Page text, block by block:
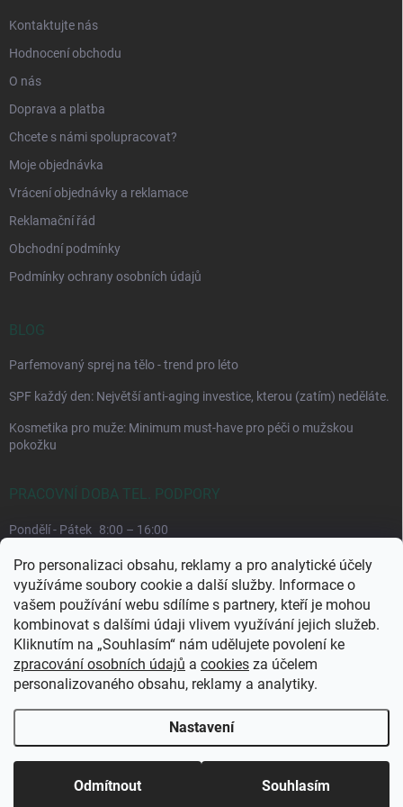
Pro personalizaci obsahu, reklamy a pro analytické účely
využíváme soubory cookie a další služby. Informace o
vašem používání webu sdílíme s partnery, kteří je mohou
kombinovat s dalšími údaji vlivem využívání jejich služeb.
Kliknutím na „Souhlasím“ nám udělujete povolení ke
zpracování osobních údajů a cookies za účelem
personalizovaného obsahu, reklamy a analytiky.
Nastavení
Odmítnout Souhlasím
Kontaktujte nás
Hodnocení obchodu
O nás
Doprava a platba
Chcete s námi spolupracovat?
Moje objednávka
Vrácení objednávky a reklamace
Reklamační řád
Obchodní podmínky
Podmínky ochrany osobních údajů
BLOG
Parfemovaný sprej na tělo - trend pro léto
SPF každý den: Největší anti-aging investice, kterou (zatím) neděláte.
Kosmetika pro muže: Minimum must-have pro péči o mužskou
pokožku
PRACOVNÍ DOBA TEL. PODPORY
Pondělí - Pátek 8:00 – 16:00
Upřednostňujeme komunikaci e-mailem, požadavek můžeme lépe
dohledat.
Copyright 2026CuraPura.cz. Všechna práva vyhrazena.Upravit nastavení